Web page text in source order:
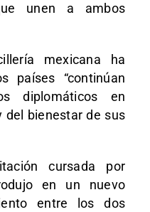
unen a ambos
mexicana ha
países “continúan
diplomáticos en
del bienestar de sus
cursada por
en un nuevo
entre los dos